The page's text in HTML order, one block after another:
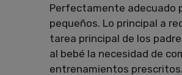
Perfectamente adecuado
pequeños. Lo principal a
tarea principal de los
al bebé la necesidad de
entrenamientos prescritos.